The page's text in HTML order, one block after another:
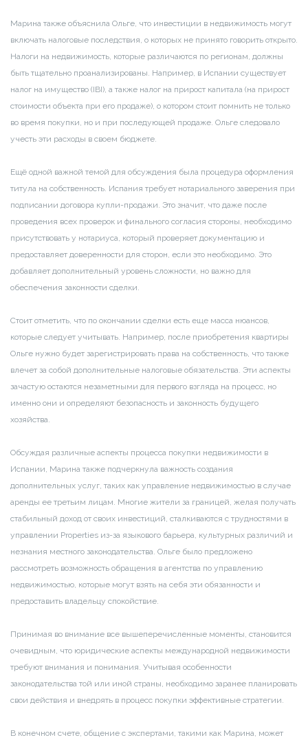
Марина также объяснила Ольге, что инвестиции в недвижимость могут
включать налоговые последствия, о которых не принято говорить открыто.
Налоги на недвижимость, которые различаются по регионам, должны
быть тщательно проанализированы. Например, в Испании существует
налог на имущество (IBI), а также налог на прирост капитала (на прирост
стоимости объекта при его продаже), о котором стоит помнить не только
во время покупки, но и при последующей продаже. Ольге следовало
учесть эти расходы в своем бюджете.
Ещё одной важной темой для обсуждения была процедура оформления
титула на собственность. Испания требует нотариального заверения при
подписании договора купли-продажи. Это значит, что даже после
проведения всех проверок и финального согласия стороны, необходимо
присутствовать у нотариуса, который проверяет документацию и
предоставляет доверенности для сторон, если это необходимо. Это
добавляет дополнительный уровень сложности, но важно для
обеспечения законности сделки.
Стоит отметить, что по окончании сделки есть еще масса нюансов,
которые следует учитывать. Например, после приобретения квартиры
Ольге нужно будет зарегистрировать права на собственность, что также
влечет за собой дополнительные налоговые обязательства. Эти аспекты
зачастую остаются незаметными для первого взгляда на процесс, но
именно они и определяют безопасность и законность будущего
хозяйства.
Обсуждая различные аспекты процесса покупки недвижимости в
Испании, Марина также подчеркнула важность создания
дополнительных услуг, таких как управление недвижимостью в случае
аренды ее третьим лицам. Многие жители за границей, желая получать
стабильный доход от своих инвестиций, сталкиваются с трудностями в
управлении Properties из-за языкового барьера, культурных различий и
незнания местного законодательства. Ольге было предложено
рассмотреть возможность обращения в агентства по управлению
недвижимостью, которые могут взять на себя эти обязанности и
предоставить владельцу спокойствие.
Принимая во внимание все вышеперечисленные моменты, становится
очевидным, что юридические аспекты международной недвижимости
требуют внимания и понимания. Учитывая особенности
законодательства той или иной страны, необходимо заранее планировать
свои действия и внедрять в процесс покупки эффективные стратегии.
В конечном счете, общение с экспертами, такими как Марина, может